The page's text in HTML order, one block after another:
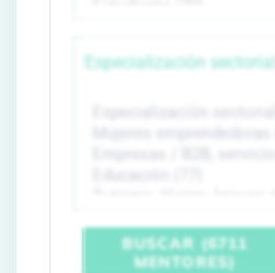
Especialización sectorial
BUSCAR (6711
MENTORES)